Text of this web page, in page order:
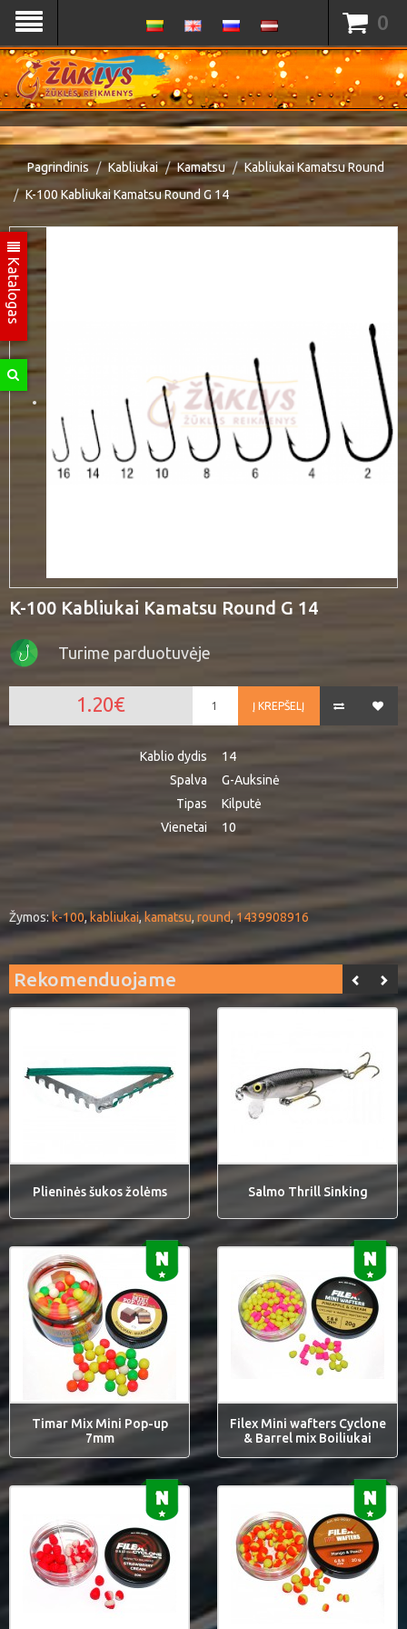
Katalogas
0
Pagrindinis Kabliukai Kamatsu
Kabliukai Kamatsu Round
K-100 Kabliukai Kamatsu Round G 14
K-100 Kabliukai Kamatsu Round G 14
Turime parduotuvėje
Į KREPŠELĮ
1.20€
Kablio dydis
14
Spalva
G-Auksinė
Tipas
Kilputė
Vienetai
10
Žymos:k-100, kabliukai,kamatsu, round,1439908916
Rekomenduojame
Plieninės šukos žolėms Salmo Thrill Sinking
Timar Mix Mini Pop-up
7mm
Filex Mini wafters Cyclone
& Barrel mix Boiliukai